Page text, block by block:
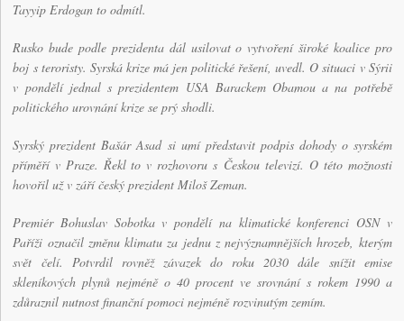
Tayyip Erdogan to odmítl.
Rusko bude podle prezidenta dál usilovat o vytvoření široké koalice pro
boj s teroristy. Syrská krize má jen politické řešení, uvedl. O situaci v Sýrii
v pondělí jednal s prezidentem USA Barackem Obamou a na potřebě
politického urovnání krize se prý shodli.
Syrský prezident Bašár Asad si umí představit podpis dohody o syrském
příměří v Praze. Řekl to v rozhovoru s Českou televizí. O této možnosti
hovořil už v září český prezident Miloš Zeman.
Premiér Bohuslav Sobotka v pondělí na klimatické konferenci OSN v
Paříži označil změnu klimatu za jednu z nejvýznamnějších hrozeb, kterým
svět čelí. Potvrdil rovněž závazek do roku 2030 dále snížit emise
skleníkových plynů nejméně o 40 procent ve srovnání s rokem 1990 a
zdůraznil nutnost finanční pomoci nejméně rozvinutým zemím.